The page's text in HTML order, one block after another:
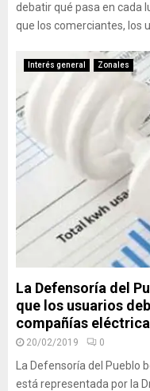
debatir qué pasa en cada
que los comerciantes, los
Interés general Zonales
La Defensoría del
que los usuarios
compañías
20/02/2019 0
La Defensoría del Pueblo
está representada por la